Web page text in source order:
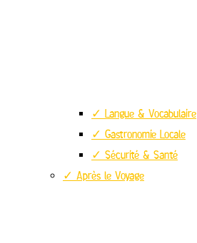
✓ Langue & Vocabulaire
✓ Gastronomie Locale
✓ Sécurité & Santé
✓ Après le Voyage